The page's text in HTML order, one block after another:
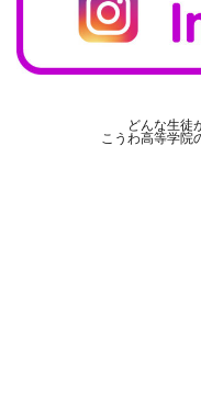
どんな生徒
こうわ高等学院